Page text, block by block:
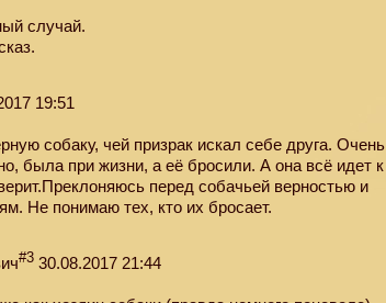
случай.
19:51
собаку, чей призрак искал себе друга. Очень
была при жизни, а её бросили. А она всё идет к
перед собачьей верностью и
Не понимаю тех, кто их бросает.
#3 30.08.2017 21:44